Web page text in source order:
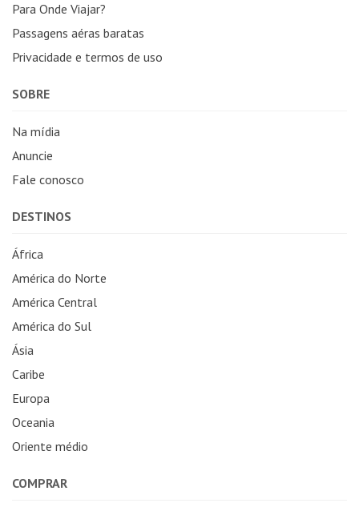
Para Onde Viajar?
Passagens aéras baratas
Privacidade e termos de uso
SOBRE
Na mídia
Anuncie
Fale conosco
DESTINOS
África
América do Norte
América Central
América do Sul
Ásia
Caribe
Europa
Oceania
Oriente médio
COMPRAR